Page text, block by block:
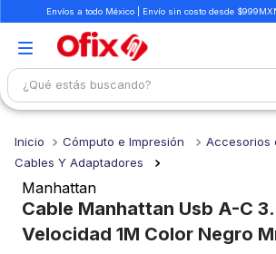
Envíos a todo México | Envío sin costo desde
¿Qué estás buscando?
Cómputo e Impresión
Accesorios
Cables Y Adaptadores
Manhattan
Cable Manhattan Usb A-C
Velocidad 1M Color Negro
1.
mochilas
2.
libretas
3.
cuaderno
4
cuadernos